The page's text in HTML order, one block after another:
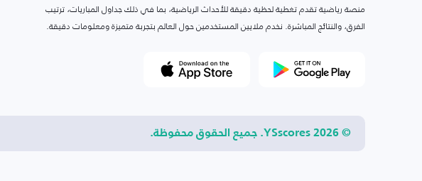
منصة رياضية تقدم تغطية لحظية دقيقة للأحداث الرياضية، بما في ذلك جداول المباريات، ترتيب
الفرق، والنتائج المباشرة. نخدم ملايين المستخدمين حول العالم بتجربة متميزة ومعلومات دقيقة.
© 2026 YSscores. جميع الحقوق محفوظة.